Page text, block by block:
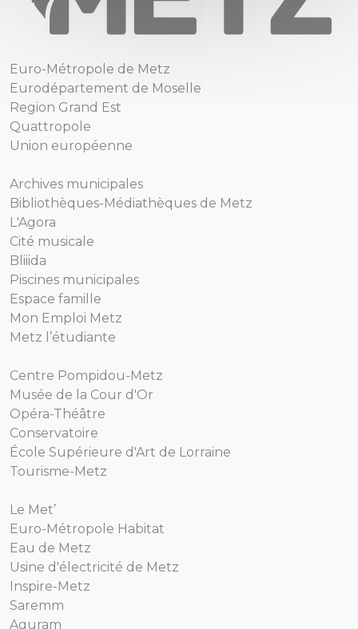
Euro-Métropole de Metz
Eurodépartement de Moselle
Region Grand Est
Quattropole
Union européenne
Archives municipales
Bibliothèques-Médiathèques de Metz
L'Agora
Cité musicale
Bliiida
Piscines municipales
Espace famille
Mon Emploi Metz
Metz l’étudiante
Centre Pompidou-Metz
Musée de la Cour d'Or
Opéra-Théâtre
Conservatoire
École Supérieure d'Art de Lorraine
Tourisme-Metz
Le Met’
Euro-Métropole Habitat
Eau de Metz
Usine d'électricité de Metz
Inspire-Metz
Saremm
Aguram